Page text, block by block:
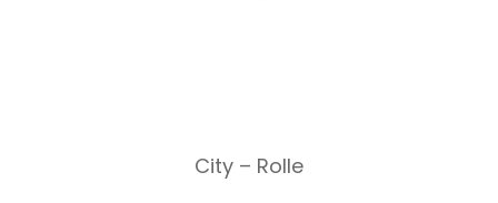
City – Rolle